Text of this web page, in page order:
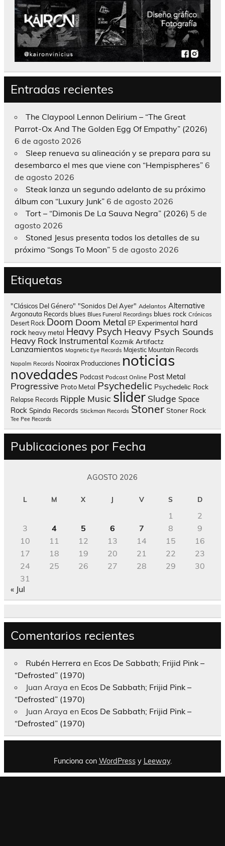
Entradas recientes
The Claypool Lennon Delirium – “The Great
Parrot-Ox And The Golden Egg Of Empathy” (2026)
6 de agosto 2026
Sleep renueva su alineación y se prepara para su
desembarco el mes que viene con “Hempispheres” 6
de agosto 2026
Steak lanza un segundo adelanto de su próximo
álbum con “Luxury Junk” 6 de agosto 2026
Tort – “Dimonis De La Sauva Negra” (2026) 5 de
agosto 2026
Stoned Jesus presenta todos los detalles de su
próximo “Songs To Moon” 5 de agosto 2026
Etiquetas
"Clásicos Del Género" "Sonidos Del Ayer" Adelantos Alternative
Argonauta Records blues Blues Funeral Recordings blues rock Crónicas
Desert Rock Doom Doom Metal EP Experimental hard
rock heavy metal Heavy Psych Heavy Psych Sounds
Heavy Rock Instrumental Kozmik Artifactz
Lanzamientos Magnetic Eye Records Majestic Mountain Records
Napalm Records Nooirax Producciones noticias
novedades Podcast Podcast Online Post Metal
Progressive Proto Metal Psychedelic Psychedelic Rock
Relapse Records Ripple Music slider Sludge Space
Rock Spinda Records Stickman Records Stoner Stoner Rock
Tee Pee Records
Publicaciones por Fecha
AGOSTO 2026
L M X J V S D
1
2
3
4 5 6 7 8
9
10
11 12 13 14 15
16
17
18 19 20 21 22
23
24
25 26 27 28 29
30
31
« Jul
Comentarios recientes
Rubén Herrera en Ecos De Sabbath; Frijid Pink –
“Defrosted” (1970)
Juan Araya en Ecos De Sabbath; Frijid Pink –
“Defrosted” (1970)
Juan Araya en Ecos De Sabbath; Frijid Pink –
“Defrosted” (1970)
Funciona con WordPressy Leeway.